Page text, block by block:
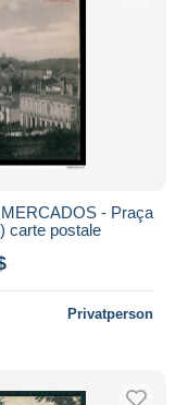
- Praça
carte postale
Privatperson